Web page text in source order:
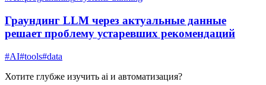
Граундинг LLM через актуальные данные
решает проблему устаревших рекомендаций
#AI#tools#data
Хотите глубже изучить ai и автоматизация?